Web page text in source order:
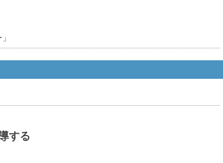
する